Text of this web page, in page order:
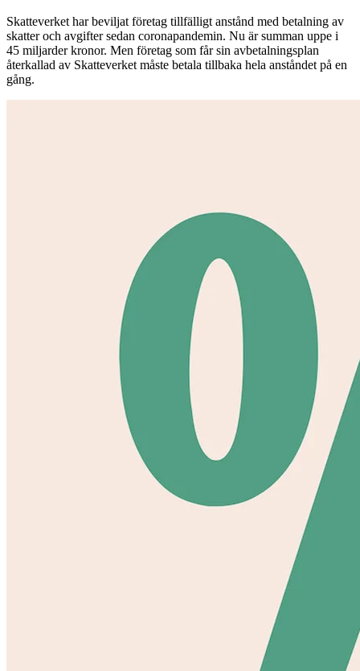
Skatteverket har beviljat företag tillfälligt anstånd med betalning av
skatter och avgifter sedan coronapandemin. Nu är summan uppe i
45 miljarder kronor. Men företag som får sin avbetalningsplan
återkallad av Skatteverket måste betala tillbaka hela anståndet på en
gång.